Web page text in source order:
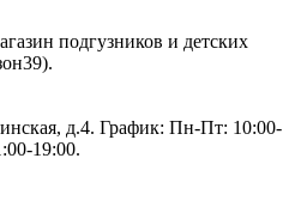
подгузников и детских
д.4. График: Пн-Пт: 10:00-
19:00.